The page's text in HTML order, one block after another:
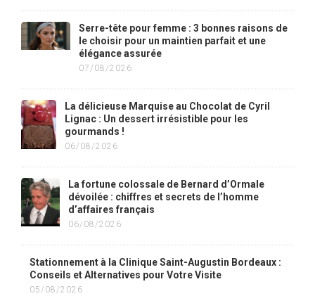
Serre-tête pour femme : 3 bonnes raisons de
le choisir pour un maintien parfait et une
élégance assurée
07/08/2026
La délicieuse Marquise au Chocolat de Cyril
Lignac : Un dessert irrésistible pour les
gourmands !
06/08/2026
La fortune colossale de Bernard d’Ormale
dévoilée : chiffres et secrets de l’homme
d’affaires français
06/08/2026
Stationnement à la Clinique Saint-Augustin Bordeaux :
Conseils et Alternatives pour Votre Visite
05/08/2026